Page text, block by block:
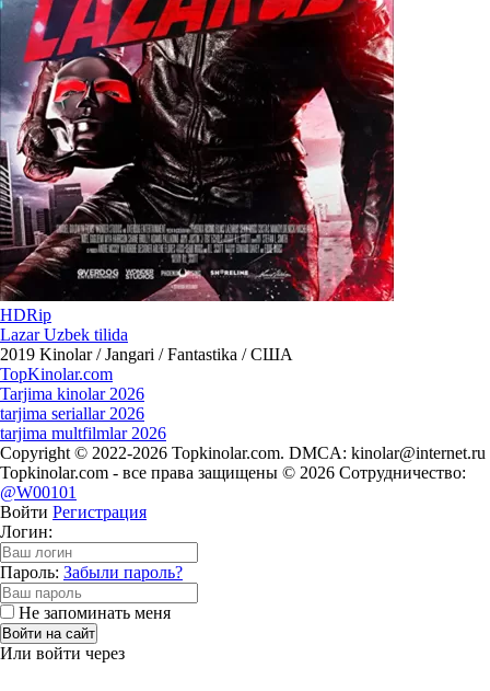
HDRip
Lazar Uzbek tilida
2019 Kinolar / Jangari / Fantastika / США
TopKinolar.com
Tarjima kinolar 2026
tarjima seriallar 2026
tarjima multfilmlar 2026
Copyright © 2022-2026 Topkinolar.com. DMCA: kinolar@internet.ru
Topkinolar.com - все права защищены © 2026 Сотрудничество:
@W00101
Войти Регистрация
Логин:
Пароль: Забыли пароль?
Не запоминать меня
Войти на сайт
Или войти через